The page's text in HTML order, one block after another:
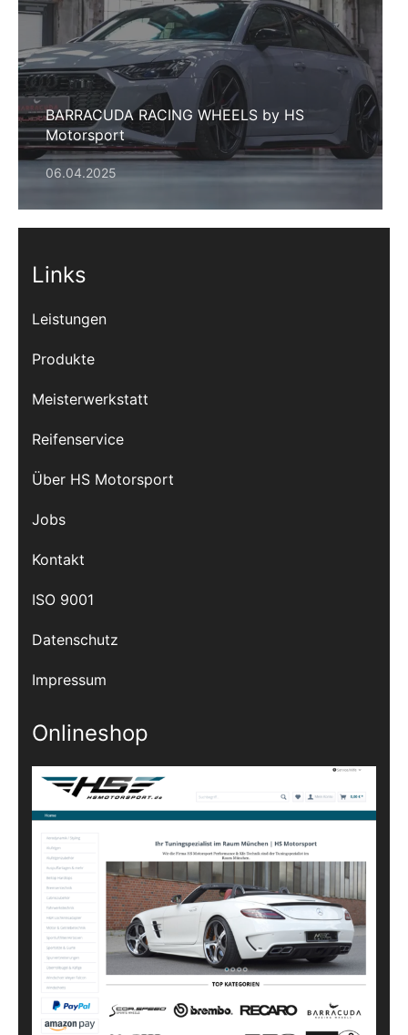
BARRACUDA RACING WHEELS by HS
Motorsport
06.04.2025
Links
Leistungen
Produkte
Meisterwerkstatt
Reifenservice
Über HS Motorsport
Jobs
Kontakt
ISO 9001
Datenschutz
Impressum
Onlineshop